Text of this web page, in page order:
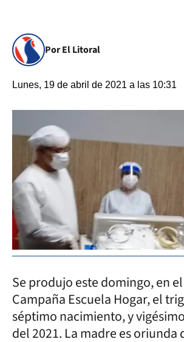
Por El Litoral
Lunes, 19 de abril de 2021 a las 10:31
Se produjo este domingo, en
Campaña Escuela Hogar, el
séptimo nacimiento, y
del 2021. La madre es oriunda